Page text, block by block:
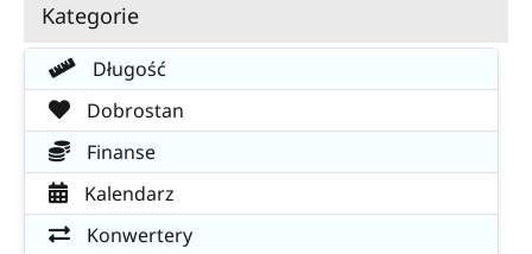
Kategorie
Długość
Dobrostan
Finanse
Kalendarz
Konwertery